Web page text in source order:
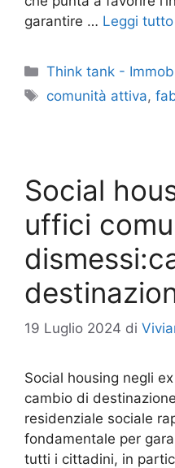
garantire … Leggi tutto
Categorie
Think tank -
Tag
comunità attiva,
Social
uffici
19 Luglio 2024 di
Social housing negli
cambio di destinazione
residenziale sociale
fondamentale per
tutti i cittadini, in